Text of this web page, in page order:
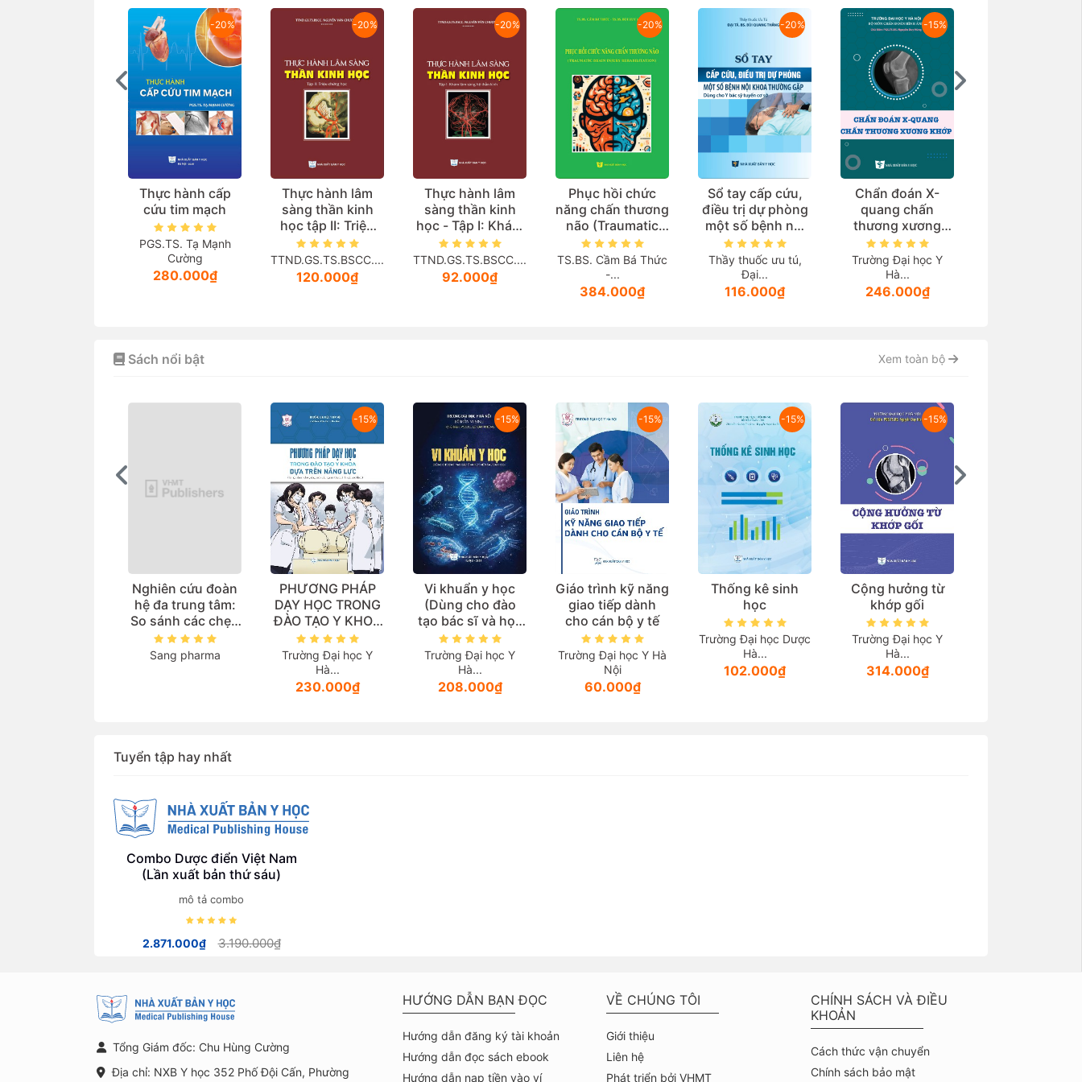
-20%
Thực hành cấp
cứu tim mạch
PGS.TS. Tạ Mạnh
Cường
280.000₫
-20%
Thực hành lâm
sàng thần kinh
học tập II: Triệu
chứng học
TTND.GS.TS.BSCC....
120.000₫
-20%
Thực hành lâm
sàng thần kinh
học - Tập I: Khám
lâm sàng hệ thần
kinh
TTND.GS.TS.BSCC....
92.000₫
-20%
Phục hồi chức
năng chấn thương
não (Traumatic
Brain Injury
Rehabilitation)
TS.BS. Cầm Bá Thức
-...
384.000₫
-20%
Sổ tay cấp cứu,
điều trị dự phòng
một số bệnh nội
khoa thường gặp
(Dùng cho y bác
sỹ tuyến cơ sở)
Thầy thuốc ưu tú,
Đại...
116.000₫
-15%
Chẩn đoán X-
quang chấn
thương xương
khớp
Trường Đại học Y
Hà...
246.000₫
Sách nổi bật Xem toàn bộ
Nghiên cứu đoàn
hệ đa trung tâm:
So sánh các chẹn
beta trong thực tế
lâm sàng điều trị
Sang pharma
-15%
PHƯƠNG PHÁP
DẠY HỌC TRONG
ĐÀO TẠO Y KHOA
DỰA TRÊN NĂNG
LỰC (Tài liệu dành
cho giảng viên
các ngành thuộc
Trường Đại học Y
Hà...
230.000₫
-15%
Vi khuẩn y học
(Dùng cho đào
tạo bác sĩ và học
viên sau đại học)
Trường Đại học Y
Hà...
208.000₫
-15%
Giáo trình kỹ năng
giao tiếp dành
cho cán bộ y tế
Trường Đại học Y Hà
Nội
60.000₫
-15%
Thống kê sinh
học
Trường Đại học Dược
Hà...
102.000₫
-15%
Cộng hưởng từ
khớp gối
Trường Đại học Y
Hà...
314.000₫
Tuyển tập hay nhất
Combo Dược điển Việt Nam
(Lần xuất bản thứ sáu)
mô tả combo
2.871.000₫ 3.190.000₫
Tổng Giám đốc: Chu Hùng Cường
Địa chỉ: NXB Y học 352 Phố Đội Cấn, Phường
HƯỚNG DẪN BẠN ĐỌC
Hướng dẫn đăng ký tài khoản
Hướng dẫn đọc sách ebook
Hướng dẫn nạp tiền vào ví
VỀ CHÚNG TÔI
Giới thiệu
Liên hệ
Phát triển bởi VHMT
CHÍNH SÁCH VÀ ĐIỀU
KHOẢN
Cách thức vận chuyển
Chính sách bảo mật